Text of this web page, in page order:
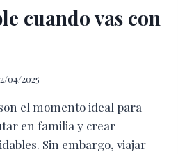
cuando vas con
04/2025
el momento ideal para
en familia y crear
Sin embargo, viajar